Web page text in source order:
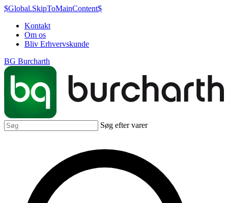
$Global.SkipToMainContent$
Kontakt
Om os
Bliv Erhvervskunde
BG Burcharth
Søg efter varer